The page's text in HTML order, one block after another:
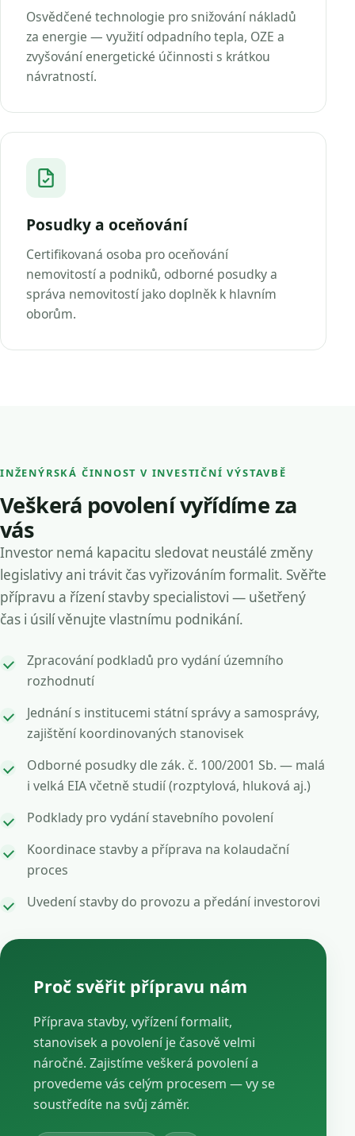
Osvědčené technologie pro snižování nákladů
za energie — využití odpadního tepla, OZE a
zvyšování energetické účinnosti s krátkou
návratností.
Posudky a oceňování
Certifikovaná osoba pro oceňování
nemovitostí a podniků, odborné posudky a
správa nemovitostí jako doplněk k hlavním
oborům.
INŽENÝRSKÁ ČINNOST V INVESTIČNÍ VÝSTAVBĚ
Veškerá povolení vyřídíme za
vás
Investor nemá kapacitu sledovat neustálé změny
legislativy ani trávit čas vyřizováním formalit. Svěřte
přípravu a řízení stavby specialistovi — ušetřený
čas i úsilí věnujte vlastnímu podnikání.
Zpracování podkladů pro vydání územního
rozhodnutí
Jednání s institucemi státní správy a samosprávy,
zajištění koordinovaných stanovisek
Odborné posudky dle zák. č. 100/2001 Sb. — malá
i velká EIA včetně studií (rozptylová, hluková aj.)
Podklady pro vydání stavebního povolení
Koordinace stavby a příprava na kolaudační
proces
Uvedení stavby do provozu a předání investorovi
Proč svěřit přípravu nám
Příprava stavby, vyřízení formalit,
stanovisek a povolení je časově velmi
náročné. Zajistíme veškerá povolení a
provedeme vás celým procesem — vy se
soustředíte na svůj záměr.